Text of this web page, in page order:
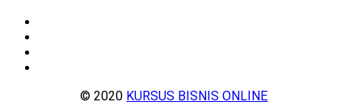
© 2020 KURSUS BISNIS ONLINE